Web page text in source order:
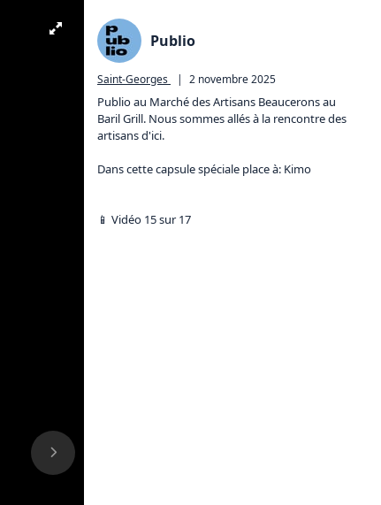
Publio
Saint-Georges | 2 novembre 2025
Publio au Marché des Artisans Beaucerons au
Baril Grill. Nous sommes allés à la rencontre des
artisans d'ici.
Dans cette capsule spéciale place à: Kimo
📱 Vidéo 15 sur 17